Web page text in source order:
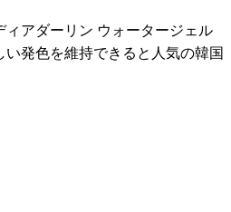
ィアダーリン ウォータージェル
発色を維持できると人気の韓国